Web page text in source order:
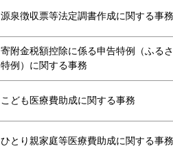
源泉徴収票等法定調書作成に関する事務
寄附金税額控除に係る申告特例（ふる
特例）に関する事務
こども医療費助成に関する事務
ひとり親家庭等医療費助成に関する事務